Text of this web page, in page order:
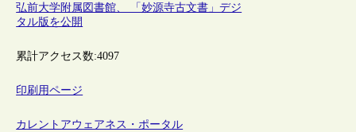
弘前大学附属図書館、 「妙源寺古文書」デジ
タル版を公開
累計アクセス数:4097
印刷用ページ
カレントアウェアネス・ポータル